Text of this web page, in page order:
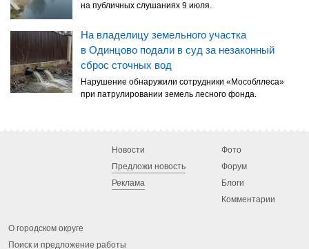
на публичных слушаниях 9 июля.
На владелицу земельного участка
в Одинцово подали в суд за незаконный
сброс сточных вод
Нарушение обнаружили сотрудники «Мособллеса»
при патрулировании земель лесного фонда.
Новости
Предложи новость
Реклама
Фото
Форум
Блоги
Комментарии
О городском округе
Поиск и предложение работы